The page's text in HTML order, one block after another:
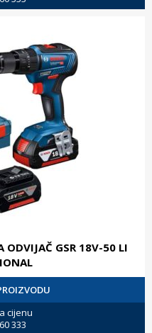
ODVIJAČ GSR 18V-50 LI
cijenu
333